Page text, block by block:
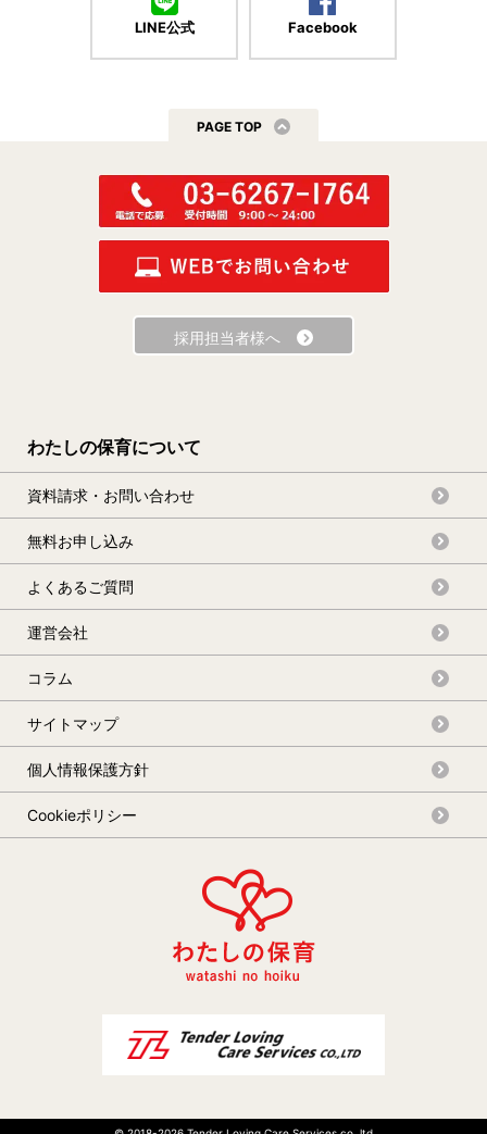
LINE公式 Facebook
PAGE TOP
採用担当者様へ
わたしの保育について
資料請求・お問い合わせ
無料お申し込み
よくあるご質問
運営会社
コラム
サイトマップ
個人情報保護方針
Cookieポリシー